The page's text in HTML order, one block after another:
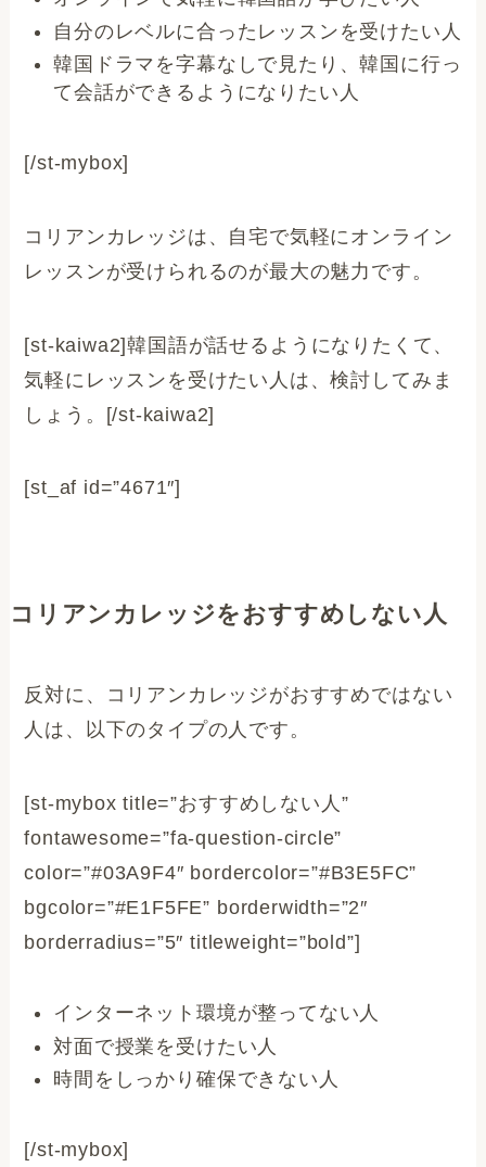
自分のレベルに合ったレッスンを受けたい人
韓国ドラマを字幕なしで見たり、韓国に行っ
て会話ができるようになりたい人
[/st-mybox]
コリアンカレッジは、自宅で気軽にオンライン
レッスンが受けられるのが最大の魅力です。
[st-kaiwa2]韓国語が話せるようになりたくて、
気軽にレッスンを受けたい人は、検討してみま
しょう。[/st-kaiwa2]
[st_af id=”4671″]
コリアンカレッジをおすすめしない人
反対に、コリアンカレッジがおすすめではない
人は、以下のタイプの人です。
[st-mybox title=”おすすめしない人”
fontawesome=”fa-question-circle”
color=”#03A9F4″ bordercolor=”#B3E5FC”
bgcolor=”#E1F5FE” borderwidth=”2″
borderradius=”5″ titleweight=”bold”]
インターネット環境が整ってない人
対面で授業を受けたい人
時間をしっかり確保できない人
[/st-mybox]